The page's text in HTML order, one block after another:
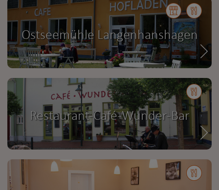
Ostseemühle Langenhanshagen
Restaurant-Café-Wunder-Bar